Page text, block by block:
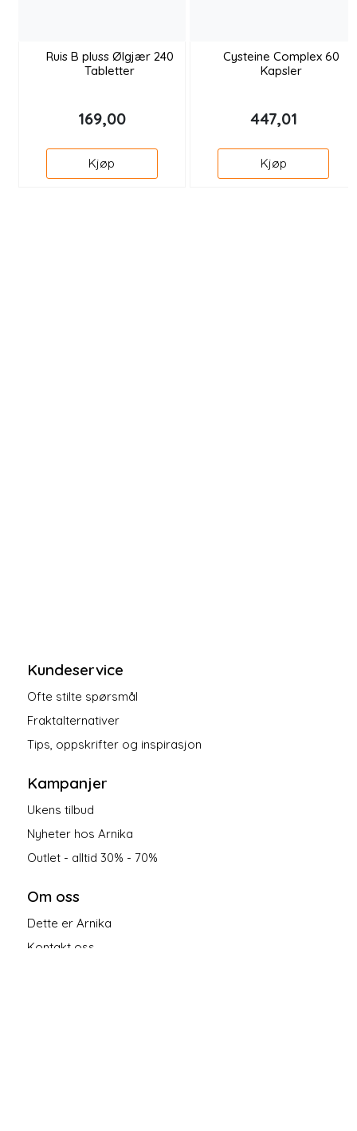
Ruis B pluss Ølgjær 240
Tabletter
169,00
Kjøp
Cysteine Complex 60
Kapsler
447,01
Kjøp
Kundeservice
Ofte stilte spørsmål
Fraktalternativer
Tips, oppskrifter og inspirasjon
Kampanjer
Ukens tilbud
Nyheter hos Arnika
Outlet - alltid 30% - 70%
Om oss
Dette er Arnika
Kontakt oss